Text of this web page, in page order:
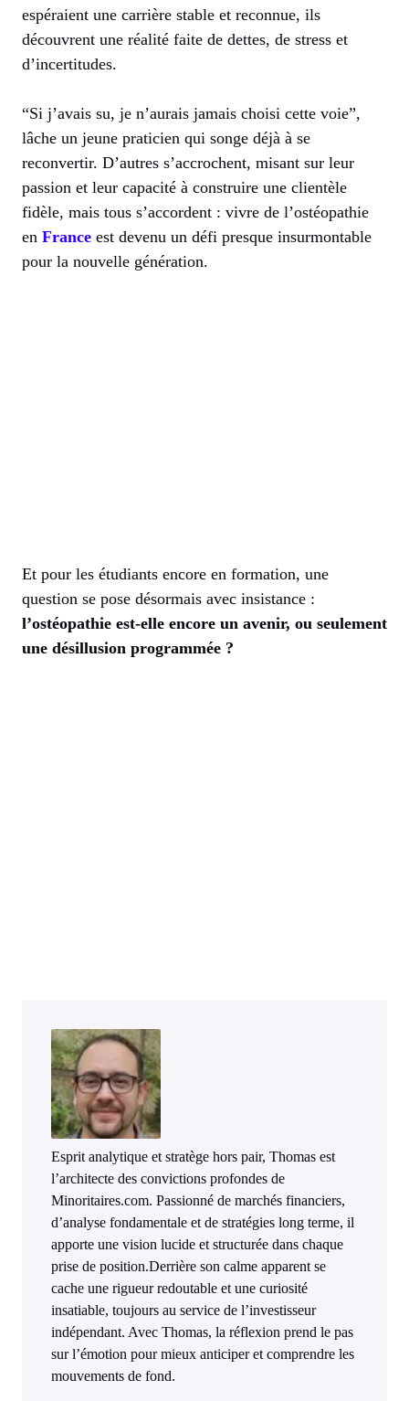
espéraient une carrière stable et reconnue, ils
découvrent une réalité faite de dettes, de stress et
d’incertitudes.
“Si j’avais su, je n’aurais jamais choisi cette voie”,
lâche un jeune praticien qui songe déjà à se
reconvertir. D’autres s’accrochent, misant sur leur
passion et leur capacité à construire une clientèle
fidèle, mais tous s’accordent : vivre de l’ostéopathie
en France est devenu un défi presque insurmontable
pour la nouvelle génération.
Et pour les étudiants encore en formation, une
question se pose désormais avec insistance :
l’ostéopathie est-elle encore un avenir, ou seulement
une désillusion programmée ?
Esprit analytique et stratège hors pair, Thomas est
l’architecte des convictions profondes de
Minoritaires.com. Passionné de marchés financiers,
d’analyse fondamentale et de stratégies long terme, il
apporte une vision lucide et structurée dans chaque
prise de position.Derrière son calme apparent se
cache une rigueur redoutable et une curiosité
insatiable, toujours au service de l’investisseur
indépendant. Avec Thomas, la réflexion prend le pas
sur l’émotion pour mieux anticiper et comprendre les
mouvements de fond.